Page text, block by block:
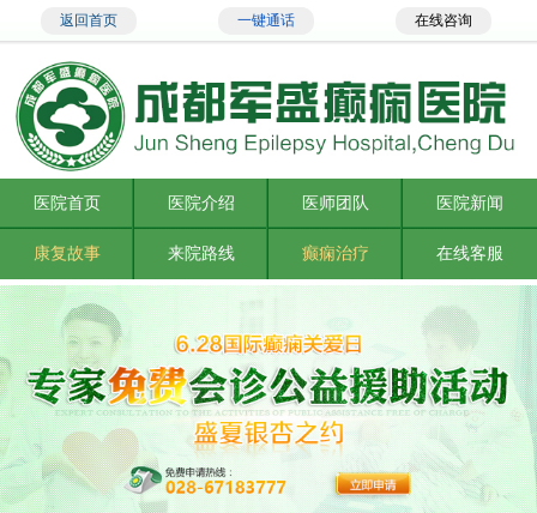
返回首页 一键通话 在线咨询
医院首页 医院介绍 医师团队 医院新闻
康复故事 来院路线 癫痫治疗 在线客服